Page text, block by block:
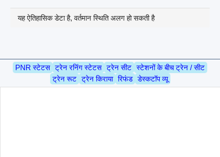
यह ऐतिहासिक डेटा है, वर्तमान स्थिति अलग हो सकती है
PNR स्टेटस ट्रेन रनिंग स्टेटस ट्रेन सीट स्टेशनों के बीच ट्रेन / सीट
ट्रेन रूट ट्रेन किराया रिफंड डेस्कटॉप व्यू